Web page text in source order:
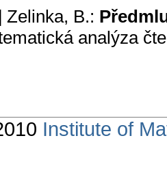
Zelinka, B.:
analýza
Institute of